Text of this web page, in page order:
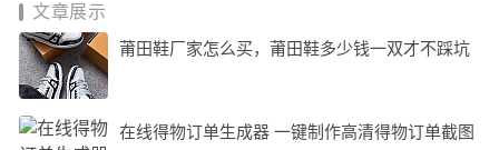
文章展示
莆田鞋厂家怎么买，莆田鞋多少钱一双才不踩坑
在线得物订单生成器 一键制作高清得物订单截图